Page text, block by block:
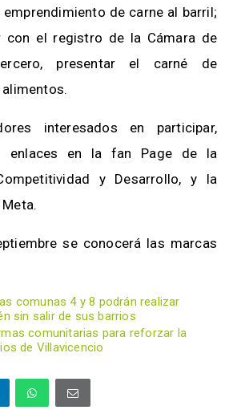
de carne al barril;
con el registro de la Cámara de
presentar el carné de
interesados en participar,
enlaces en la fan Page de la
y Desarrollo, y la
se conocerá las marcas
comunas 4 y 8 podrán realizar
sin salir de sus barrios
comunitarias para reforzar la
de Villavicencio